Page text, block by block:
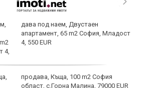
дава под наем, Двустаен
апартамент, 65 m2 София, Младост
4, 550 EUR
продава, Къща, 100 m2 София
област, с.Горна Малина, 79000 EUR